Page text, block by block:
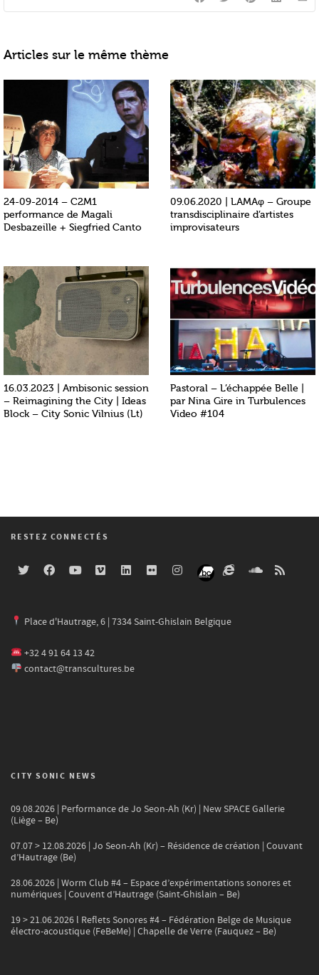
Articles sur le même thème
24-09-2014 – C2M1
performance de Magali
Desbazeille + Siegfried Canto
09.06.2020 | LAMAφ – Groupe
transdisciplinaire d’artistes
improvisateurs
16.03.2023 | Ambisonic session
– Reimagining the City | Ideas
Block – City Sonic Vilnius (Lt)
Pastoral – L’échappée Belle |
par Nina Gire in Turbulences
Video #104
RESTEZ CONNECTÉS
Place d'Hautrage, 6 | 7334 Saint-Ghislain Belgique
+32 4 91 64 13 42
contact@transcultures.be
CITY SONIC NEWS
09.08.2026 | Performance de Jo Seon-Ah (Kr) | New SPACE Gallerie
(Liège – Be)
07.07 > 12.08.2026 | Jo Seon-Ah (Kr) – Résidence de création | Couvant
d’Hautrage (Be)
28.06.2026 | Worm Club #4 – Espace d’expérimentations sonores et
numériques | Couvent d’Hautrage (Saint-Ghislain – Be)
19 > 21.06.2026 l Reflets Sonores #4 – Fédération Belge de Musique
électro-acoustique (FeBeMe) | Chapelle de Verre (Fauquez – Be)